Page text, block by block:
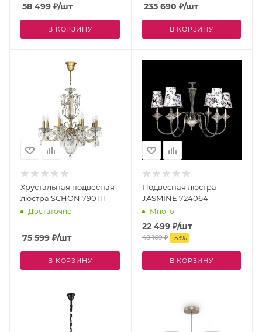
58 499 ₽/шт
В КОРЗИНУ
235 690 ₽/шт
В КОРЗИНУ
Хрустальная подвесная
люстра SCHON 790111
Достаточно
75 599 ₽/шт
В КОРЗИНУ
Подвесная люстра
JASMINE 724064
Много
22 499₽/шт
48 169₽ -53%
В КОРЗИНУ